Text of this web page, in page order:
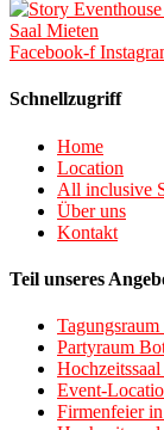
Facebook-f
Schnellzugriff
Home
Location
All inclusive
Über uns
Kontakt
Teil unseres
Partyraum
Event-
Firmenfeier